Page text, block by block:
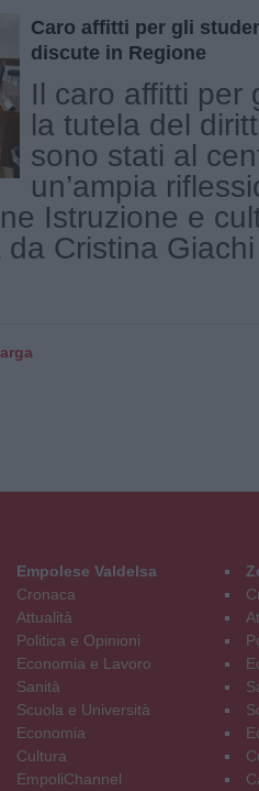
Caro affitti per gli
discute in Regione
Il caro affitti per
la tutela del
sono stati al
un’ampia
Istruzione e
da Cristina
Empolese Valdelsa
Cronaca
Attualità
Politica e Opinioni
Economia e Lavoro
Sanità
Scuola e Università
Economia
Cultura
EmpoliChannel